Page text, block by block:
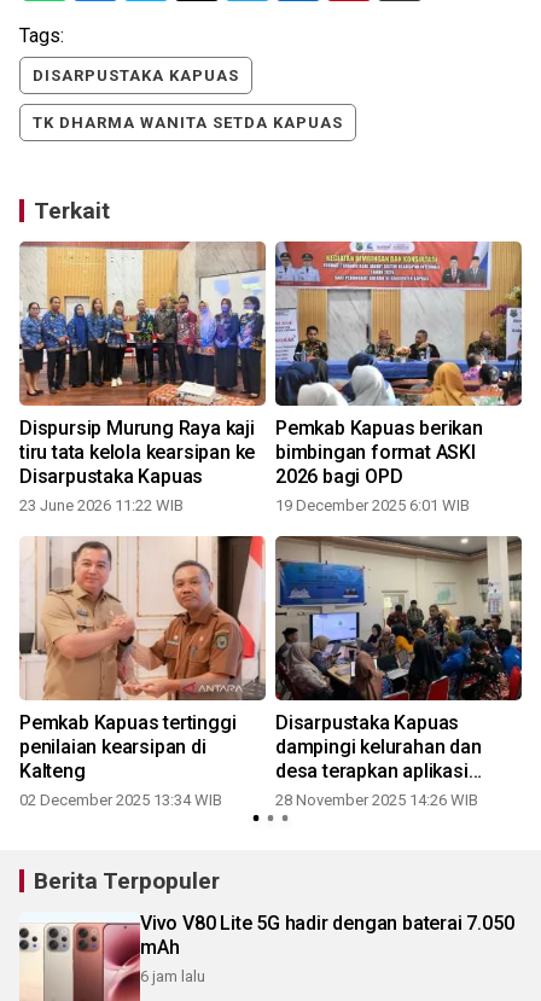
Tags:
DISARPUSTAKA KAPUAS
TK DHARMA WANITA SETDA KAPUAS
Terkait
Dispursip Murung Raya kaji
tiru tata kelola kearsipan ke
Disarpustaka Kapuas
23 June 2026 11:22 WIB
Pemkab Kapuas berikan
bimbingan format ASKI
2026 bagi OPD
19 December 2025 6:01 WIB
Pemkab Kapuas tertinggi
penilaian kearsipan di
Kalteng
02 December 2025 13:34 WIB
Disarpustaka Kapuas
dampingi kelurahan dan
desa terapkan aplikasi
Srikandi
28 November 2025 14:26 WIB
Berita Terpopuler
Vivo V80 Lite 5G hadir dengan baterai 7.050
mAh
6 jam lalu